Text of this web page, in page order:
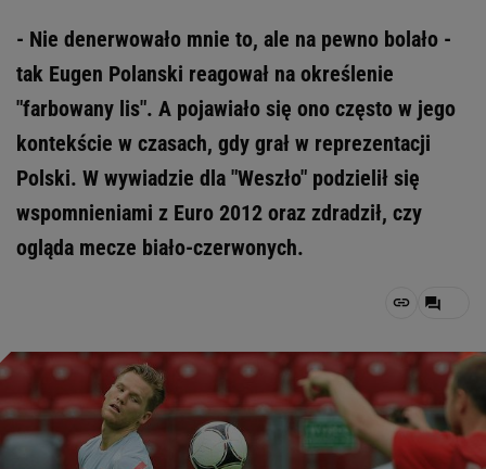
- Nie denerwowało mnie to, ale na pewno bolało -
tak Eugen Polanski reagował na określenie
"farbowany lis". A pojawiało się ono często w jego
kontekście w czasach, gdy grał w reprezentacji
Polski. W wywiadzie dla "Weszło" podzielił się
wspomnieniami z Euro 2012 oraz zdradził, czy
ogląda mecze biało-czerwonych.